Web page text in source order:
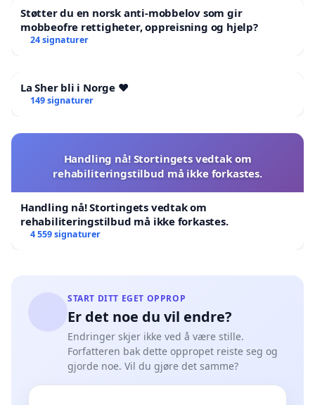
Støtter du en norsk anti-mobbelov som gir
mobbeofre rettigheter, oppreisning og hjelp?
24 signaturer
La Sher bli i Norge ❤️
149 signaturer
Handling nå! Stortingets vedtak om
rehabiliteringstilbud må ikke forkastes.
Handling nå! Stortingets vedtak om
rehabiliteringstilbud må ikke forkastes.
4 559 signaturer
START DITT EGET OPPROP
Er det noe du vil endre?
Endringer skjer ikke ved å være stille.
Forfatteren bak dette oppropet reiste seg og
gjorde noe. Vil du gjøre det samme?